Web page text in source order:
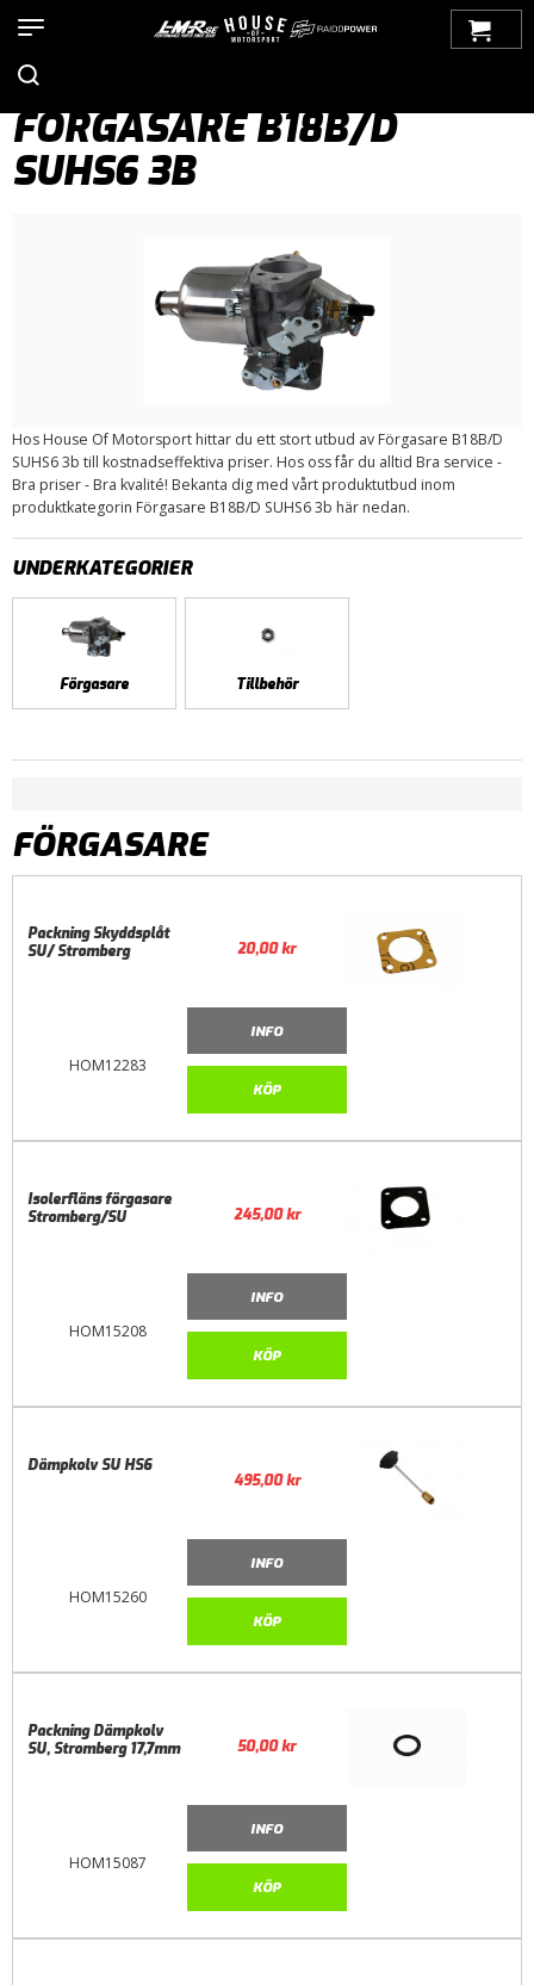
Bränslesystem
FÖRGASARE B18B/D
SUHS6 3B
Hos House Of Motorsport hittar du ett stort utbud av Förgasare B18B/D
SUHS6 3b till kostnadseffektiva priser. Hos oss får du alltid Bra service -
Bra priser - Bra kvalité! Bekanta dig med vårt produktutbud inom
produktkategorin Förgasare B18B/D SUHS6 3b här nedan.
UNDERKATEGORIER
Förgasare Tillbehör
FÖRGASARE
HOM12283
Packning Skyddsplåt
SU/ Stromberg
20,00kr
INFO
KÖP
HOM15208
Isolerfläns förgasare
Stromberg/SU
245,00kr
INFO
KÖP
HOM15260
Dämpkolv SU HS6
495,00kr
INFO
KÖP
HOM15087
Packning Dämpkolv
SU, Stromberg 17,7mm
50,00kr
INFO
KÖP